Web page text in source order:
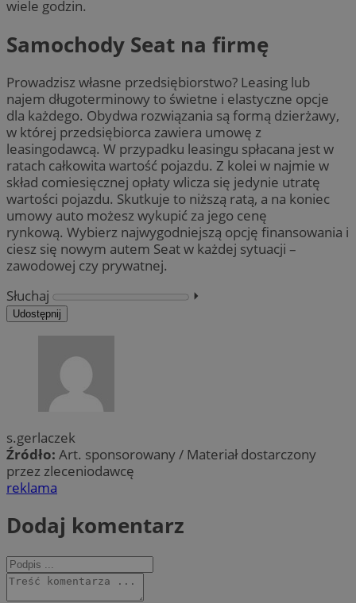
wiele godzin.
Samochody Seat na firmę
Prowadzisz własne przedsiębiorstwo? Leasing lub
najem długoterminowy to świetne i elastyczne opcje
dla każdego. Obydwa rozwiązania są formą dzierżawy,
w której przedsiębiorca zawiera umowę z
leasingodawcą. W przypadku leasingu spłacana jest w
ratach całkowita wartość pojazdu. Z kolei w najmie w
skład comiesięcznej opłaty wlicza się jedynie utratę
wartości pojazdu. Skutkuje to niższą ratą, a na koniec
umowy auto możesz wykupić za jego cenę
rynkową. Wybierz najwygodniejszą opcję finansowania i
ciesz się nowym autem Seat w każdej sytuacji –
zawodowej czy prywatnej.
Słuchaj
⏵︎
Udostępnij
s.gerlaczek
Źródło: Art. sponsorowany / Materiał dostarczony
przez zleceniodawcę
reklama
Dodaj komentarz